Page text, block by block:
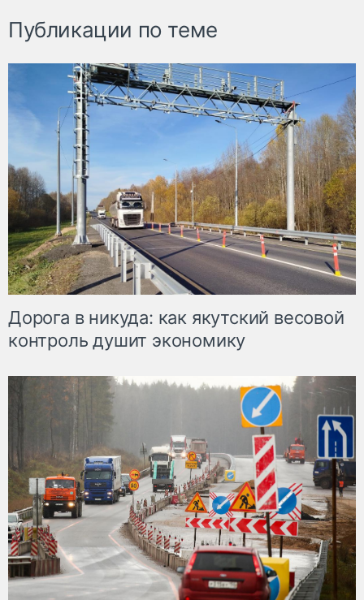
Публикации по теме
Дорога в никуда: как якутский весовой
контроль душит экономику